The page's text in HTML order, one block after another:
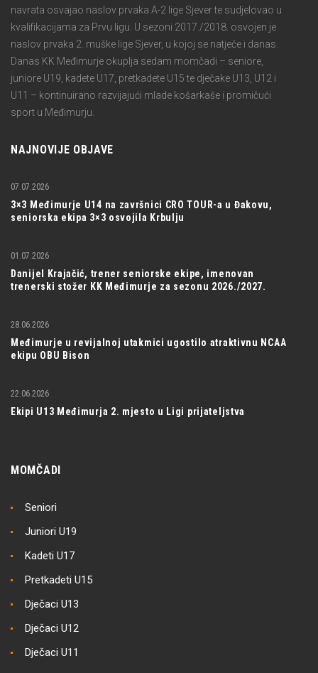
navrata osvajao naslov prvaka A-2 lige Sjever te sudjelovao u
kvalifikacijama za Prvu ligu. U sezoni 2017./2018. osvojen je
naslov prvaka 2. muške lige Sjever, u kojoj se natječe i danas.
Danas KK Međimurje okuplja sedam momčadi – seniore,
juniore U19, kadete U17, pretkadete U15 te dječake U13, U12 i
U11 – kontinuirano razvijajući mlade košarkaše i promičući
sport u Međimurju.
NAJNOVIJE OBJAVE
3×3 Međimurje U14 na završnici CRO TOUR-a u Đakovu,
seniorska ekipa 3×3 osvojila Krbulju
07.07.2026
Danijel Krajačić, trener seniorske ekipe, imenovan
trenerski stožer KK Međimurje za sezonu 2026./2027.
01.07.2026
Međimurje u revijalnoj utakmici ugostilo atraktivnu NCAA
ekipu OBU Bison
28.06.2026
Ekipi U13 Međimurja 2. mjesto u Ligi prijateljstva
22.06.2026
MOMČADI
Seniori
Juniori U19
Kadeti U17
Pretkadeti U15
Dječaci U13
Dječaci U12
Dječaci U11